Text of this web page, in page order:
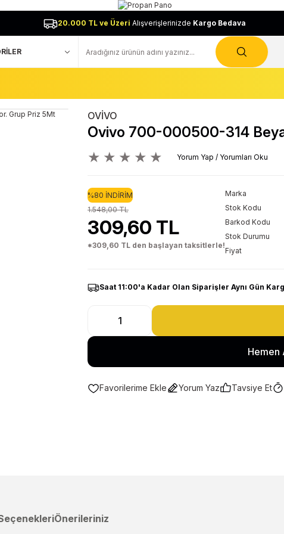
20.000 TL ve Üzeri Alışverişlerinizde Kargo Bedava
OVİVO
Ovivo 700-000500-314
Yorum Yap / Yorumları Oku
%80 İNDİRİM
1.548,00 TL
309,60 TL
*309,60 TL den başlayan taksitlerle!
Marka
Stok Kodu
Barkod Kodu
Stok Durumu
Fiyat
Saat 11:00'a Kadar Olan Siparişler Aynı Gün
Hemen
Yorum Yaz Tavsiye Et
Önerileriniz